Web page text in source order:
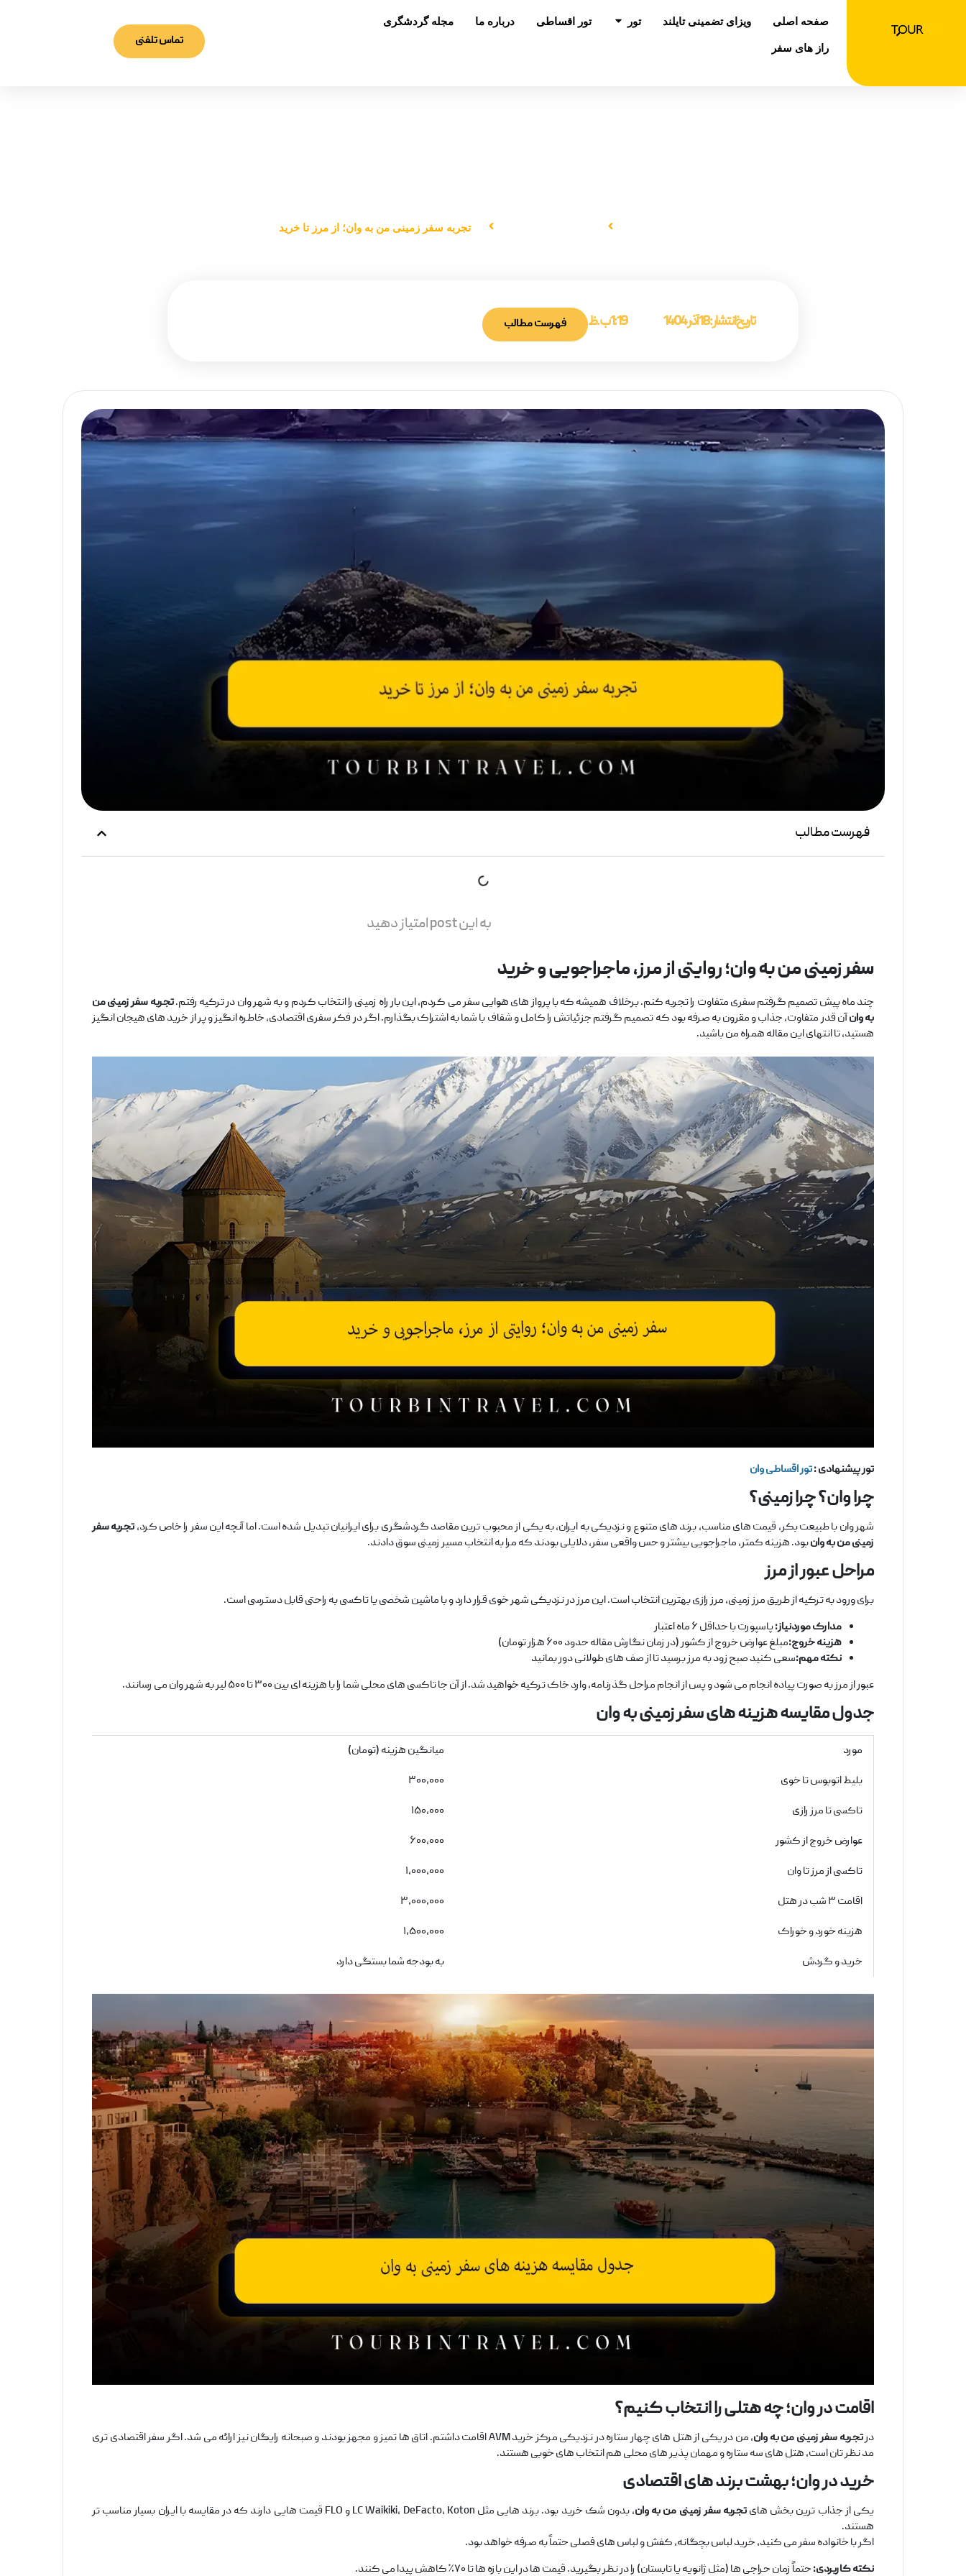
صفحه اصلی ویزای تضمینی تایلند تور باز کردن در تور
تور اقساطی درباره ما
مجله گردشگری
راز های سفر
تماس تلفنی
تجربه سفر زمینی من به وان؛ از مرز تا خرید
تاریخ انتشار :18 آذر 1404 1:19 ب.ظ فهرست مطالب
فهرست مطالب
به این post امتیاز دهید
سفر زمینی من به وان؛ روایتی از مرز، ماجراجویی و خرید
چند ماه پیش تصمیم گرفتم سفری متفاوت را تجربه کنم. برخلاف همیشه که با پرواز های هوایی سفر می‌ کردم، این بار راه زمینی را انتخاب کردم و به شهر وان در ترکیه رفتم.تجربه سفر زمینی من
به وانآن ‌قدر متفاوت، جذاب و مقرون ‌به ‌صرفه بود که تصمیم گرفتم جزئیاتش را کامل و شفاف با شما به اشتراک بگذارم. اگر در فکر سفری اقتصادی، خاطره ‌انگیز و پر از خرید های هیجان ‌انگیز
هستید، تا انتهای این مقاله همراه من باشید.
تور پیشنهادی :تور اقساطی وان
چرا وان؟ چرا زمینی؟
شهر وان با طبیعت بکر، قیمت ‌های مناسب، برند های متنوع و نزدیکی به ایران، به یکی از محبوب‌ ترین مقاصد گردشگری برای ایرانیان تبدیل شده است. اما آنچه این سفر را خاص کرد،تجربه سفر
زمینی من به وانبود. هزینه کمتر، ماجراجویی بیشتر و حس واقعی سفر، دلایلی بودند که مرا به انتخاب مسیر زمینی سوق دادند.
مراحل عبور از مرز
برای ورود به ترکیه از طریق مرز زمینی، مرز رازی بهترین انتخاب است. این مرز در نزدیکی شهر خوی قرار دارد و با ماشین شخصی یا تاکسی به ‌راحتی قابل دسترسی است.
مدارک موردنیاز:پاسپورت با حداقل ۶ ماه اعتبار
هزینه خروج:مبلغ عوارض خروج از کشور (در زمان نگارش مقاله حدود ۶۰۰ هزار تومان)
نکته مهم:سعی کنید صبح زود به مرز برسید تا از صف ‌های طولانی دور بمانید
عبور از مرز به ‌صورت پیاده انجام می ‌شود و پس از انجام مراحل گذرنامه، وارد خاک ترکیه خواهید شد. از آن ‌جا تاکسی ‌های محلی شما را با هزینه‌ ای بین ۳۰۰ تا ۵۰۰ لیر به شهر وان می ‌رسانند.
جدول مقایسه هزینههای سفر زمینی به وان
مورد
میانگین هزینه (تومان)
بلیط اتوبوس تا خوی
۳۰۰,۰۰۰
تاکسی تا مرز رازی
۱۵۰,۰۰۰
عوارض خروج از کشور
۶۰۰,۰۰۰
تاکسی از مرز تا وان
۱,۰۰۰,۰۰۰
اقامت ۳ شب در هتل
۳,۰۰۰,۰۰۰
هزینه خورد و خوراک
۱,۵۰۰,۰۰۰
خرید و گردش
به بودجه شما بستگی دارد
اقامت در وان؛ چه هتلی را انتخاب کنیم؟
درتجربه سفر زمینی من به وان
، من در یکی از هتل ‌های چهار ستاره در نزدیکی مرکز خرید AVM اقامت داشتم. اتاق ‌ها تمیز و مجهز بودند و صبحانه رایگان نیز ارائه می ‌شد. اگر سفر اقتصادی ‌تری
مد نظر تان است، هتل‌ های سه ‌ستاره و مهمان ‌پذیر های محلی هم انتخاب ‌های خوبی هستند.
خرید در وان؛ بهشت برندهای اقتصادی
یکی از جذاب ‌ترین بخش ‌هایتجربه سفر زمینی من به وان
، بدون شک خرید بود. برند هایی مثل LC Waikiki، DeFacto، Koton و FLO قیمت ‌هایی دارند که در مقایسه با ایران بسیار مناسب ‌تر
هستند.
اگر با خانواده سفر می ‌کنید، خرید لباس بچگانه، کفش و لباس‌ های فصلی حتماً به ‌صرفه خواهد بود.
نکته کاربردی:حتماً زمان حراجی ‌ها (مثل ژانویه یا تابستان) را در نظر بگیرید. قیمت ‌ها در این بازه ‌ها تا ۷۰٪ کاهش پیدا می‌ کنند.